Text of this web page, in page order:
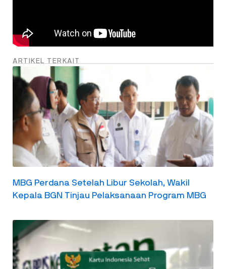
ARTIKEL TERKAIT
MBG Perdana Setelah Libur Sekolah, Wakil
Kepala BGN Tinjau Pelaksanaan Program MBG